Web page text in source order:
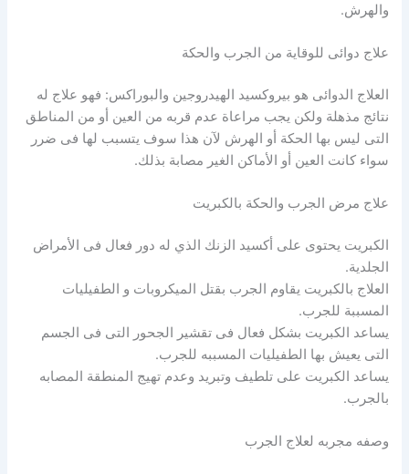
والهرش.
علاج دوائى للوقاية من الجرب والحكة
العلاج الدوائى هو بيروكسيد الهيدروجين والبوراكس: فهو علاج له
نتائج مذهلة ولكن يجب مراعاة عدم قربه من العين أو من المناطق
التى ليس بها الحكة أو الهرش لآن هذا سوف يتسبب لها فى ضرر
سواء كانت العين أو الأماكن الغير مصابة بذلك.
علاج مرض الجرب والحكة بالكبريت
الكبريت يحتوى على أكسيد الزنك الذي له دور فعال فى الأمراض
الجلدية.
العلاج بالكبريت يقاوم الجرب بقتل الميكروبات و الطفيليات
المسببة للجرب.
يساعد الكبريت بشكل فعال فى تقشير الجحور التى فى الجسم
التى يعيش بها الطفيليات المسببه للجرب.
يساعد الكبريت على تلطيف وتبريد وعدم تهيج المنطقة المصابه
بالجرب.
وصفه مجربه لعلاج الجرب